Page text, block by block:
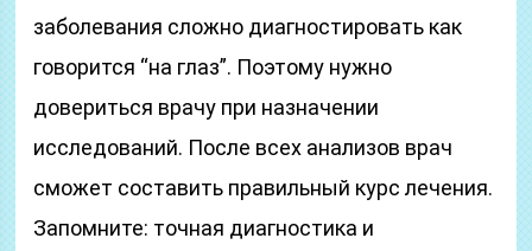
заболевания сложно диагностировать как
говорится “на глаз”. Поэтому нужно
довериться врачу при назначении
исследований. После всех анализов врач
сможет составить правильный курс лечения.
Запомните: точная диагностика и